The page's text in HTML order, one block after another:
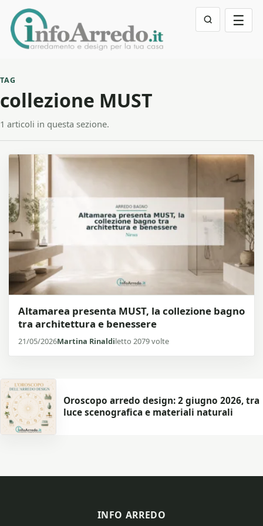
☰
TAG
collezione MUST
1 articoli in questa sezione.
Altamarea presenta MUST, la collezione bagno
tra architettura e benessere
21/05/2026Martina Rinaldiletto 2079 volte
Oroscopo arredo design: 2 giugno 2026, tra
luce scenografica e materiali naturali
INFO ARREDO